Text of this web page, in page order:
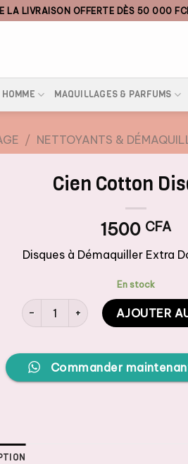
LA LIVRAISON OFFERTE DÈS 50 000
HOMME MAQUILLAGES & PARFUMS
/ NETTOYANTS &
Cien Cotton
1500 CFA
Disques à Démaquiller Extra
En stock
quantité de Cien Cotton Disque
AJOUTER
Commander